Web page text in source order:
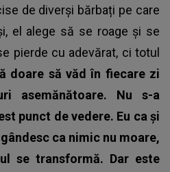
de diverși bărbați pe care
el alege să se roage și se
pierde cu adevărat, ci totul
doare să văd în fiecare zi
asemănătoare. Nu s-a
punct de vedere. Eu ca și
ca nimic nu moare,
se transformă. Dar este